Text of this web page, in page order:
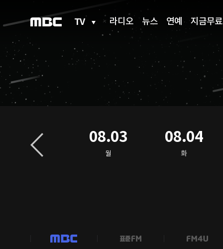
TV 라디오 뉴스 연예 지금무료
08.02 08.03
월
08.04
화